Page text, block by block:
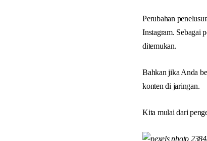
Perubahan
Instagram. Sebagai
ditemukan.
Bahkan jika Anda
konten di jaringan.
Kita mulai dari